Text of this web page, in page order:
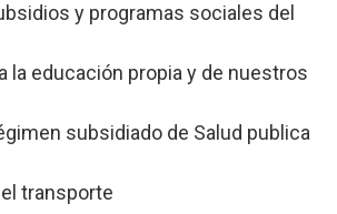
y programas sociales del
la educación propia y de nuestros
subsidiado de Salud publica
transporte